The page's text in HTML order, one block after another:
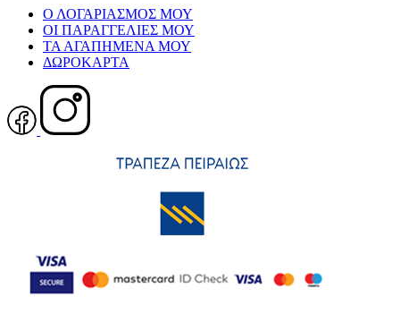
Ο ΛΟΓΑΡΙΑΣΜΟΣ ΜΟΥ
ΟΙ ΠΑΡΑΓΓΕΛΙΕΣ ΜΟΥ
ΤΑ ΑΓΑΠΗΜΕΝΑ ΜΟΥ
ΔΩΡΟΚΑΡΤΑ